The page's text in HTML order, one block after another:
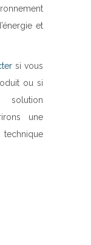
et
si vous
ou si
une